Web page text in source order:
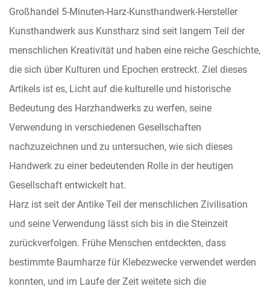
Großhandel 5-Minuten-Harz-Kunsthandwerk-Hersteller
Kunsthandwerk aus Kunstharz sind seit langem Teil der
menschlichen Kreativität und haben eine reiche Geschichte,
die sich über Kulturen und Epochen erstreckt. Ziel dieses
Artikels ist es, Licht auf die kulturelle und historische
Bedeutung des Harzhandwerks zu werfen, seine
Verwendung in verschiedenen Gesellschaften
nachzuzeichnen und zu untersuchen, wie sich dieses
Handwerk zu einer bedeutenden Rolle in der heutigen
Gesellschaft entwickelt hat.
Harz ist seit der Antike Teil der menschlichen Zivilisation
und seine Verwendung lässt sich bis in die Steinzeit
zurückverfolgen. Frühe Menschen entdeckten, dass
bestimmte Baumharze für Klebezwecke verwendet werden
konnten, und im Laufe der Zeit weitete sich die